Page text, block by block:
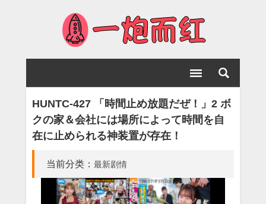
HUNTC-427 「時間止め放題だぜ！」2 ボ
クの家＆会社には場所によって時間を自
在に止められる神装置が存在！
当前分类： 最新剧情